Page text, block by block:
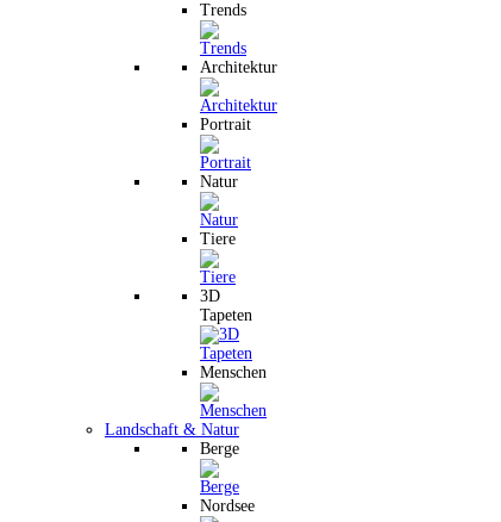
Trends
Architektur
Portrait
Natur
Tiere
3D
Tapeten
Menschen
Landschaft & Natur
Berge
Nordsee